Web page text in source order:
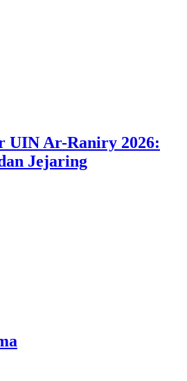
UIN Ar-Raniry 2026:
Jejaring